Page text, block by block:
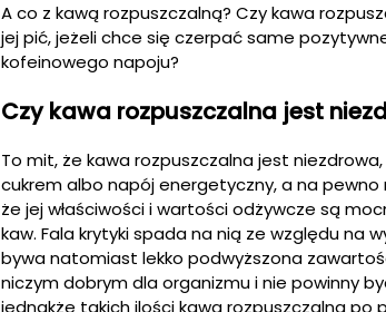
A co z kawą rozpuszczalną? Czy kawa
jej pić, jeżeli chce się czerpać same
kofeinowego napoju?
Czy kawa rozpuszczalna jest
To mit, że kawa rozpuszczalna jest
cukrem albo napój energetyczny, a na
że jej właściwości i wartości odżywcze są
kaw. Fala krytyki spada na nią ze względu na
bywa natomiast lekko podwyższona
niczym dobrym dla organizmu i nie powinny